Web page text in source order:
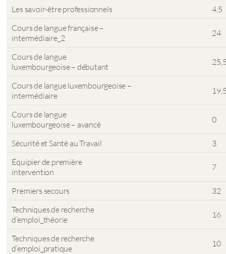
Les savoir-être professionnels
4,5
Cours de langue française –
intermédiaire_2
24
Cours de langue
luxembourgeoise – débutant
Cours de langue luxembourgeoise –
intermédiaire
Cours de langue
luxembourgeoise – avancé
0
Sécurité et Santé au Travail
3
Équipier de première
intervention
7
Premiers secours
32
Techniques de recherche
d’emploi_théorie
16
Techniques de recherche
d’emploi_pratique
10